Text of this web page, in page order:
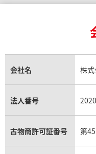
24金買取
金貨買取
貴金属買取
銀・シルバー買取
パラジウム買取
エメラルド買取
トパーズ買取
タンザナイト買取
キャッツアイ買取
アクアマリン買取
ロレックス サブマリーナ
ロレックス エクスプロー
ロレックス デイトジャス
パテック フィリップノー
ヴァシュロン・コンスタ
オメガ買取
シャネル マトラッセ買取
セリーヌ買取
プラダ買取
ヴァンクリーフ＆アーペル
ショーメ買取
ダミアーニ買取
モーブッサン買取
会社名 株
法人番号
古物商許可証番号 第